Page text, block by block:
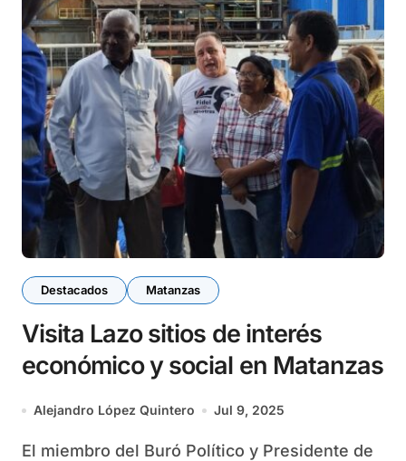
Destacados Matanzas
Visita Lazo sitios de interés
económico y social en Matanzas
Alejandro López Quintero Jul 9, 2025
El miembro del Buró Político y Presidente de